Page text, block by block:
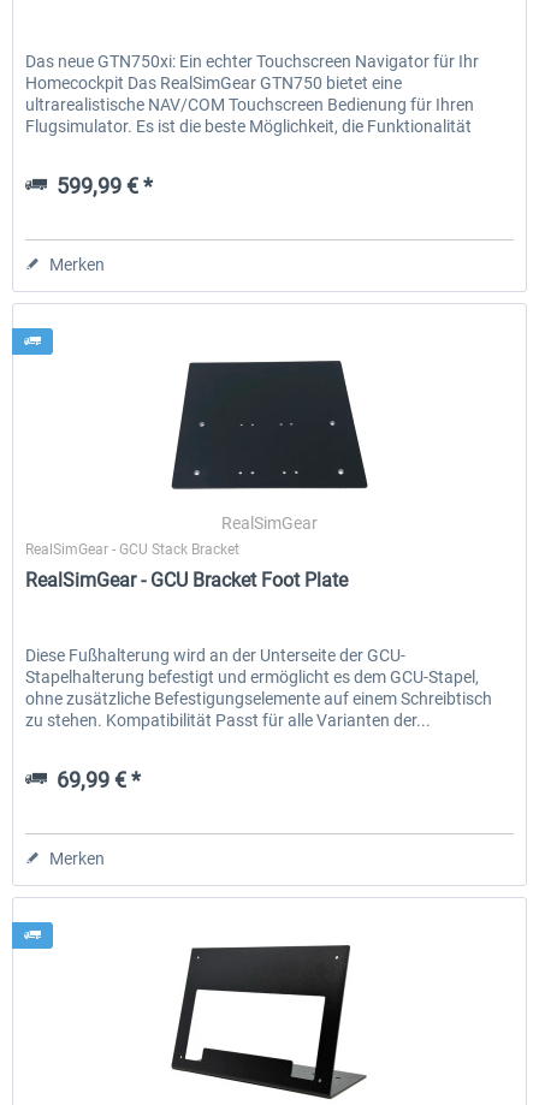
0,00 € * 35,69 € *
Das neue GTN750xi: Ein echter Touchscreen Navigator für Ihr
Homecockpit Das RealSimGear GTN750 bietet eine
ultrarealistische NAV/COM Touchscreen Bedienung für Ihren
Flugsimulator. Es ist die beste Möglichkeit, die Funktionalität
599,99 € *
Merken
RealSimGear
RealSimGear - GCU Stack Bracket
RealSimGear - GCU Bracket Foot Plate
Diese Fußhalterung wird an der Unterseite der GCU-
Stapelhalterung befestigt und ermöglicht es dem GCU-Stapel,
ohne zusätzliche Befestigungselemente auf einem Schreibtisch
zu stehen. Kompatibilität Passt für alle Varianten der...
69,99 € *
Merken